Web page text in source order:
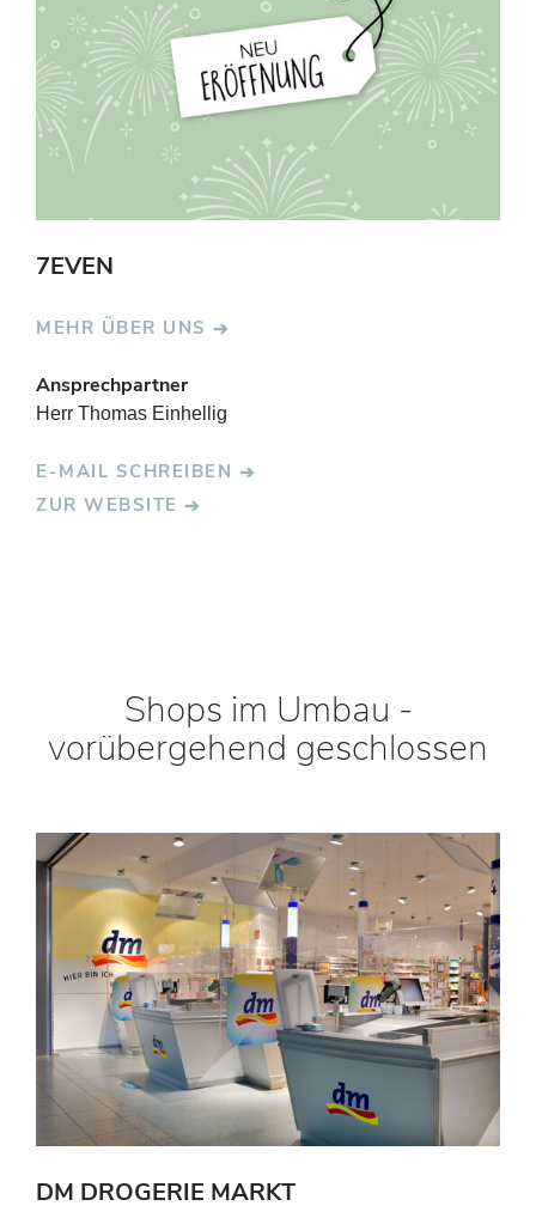
7EVEN
MEHR ÜBER UNS
Ansprechpartner
Herr Thomas Einhellig
E-MAIL SCHREIBEN
ZUR WEBSITE
Shops im Umbau -
vorübergehend geschlossen
DM DROGERIE MARKT